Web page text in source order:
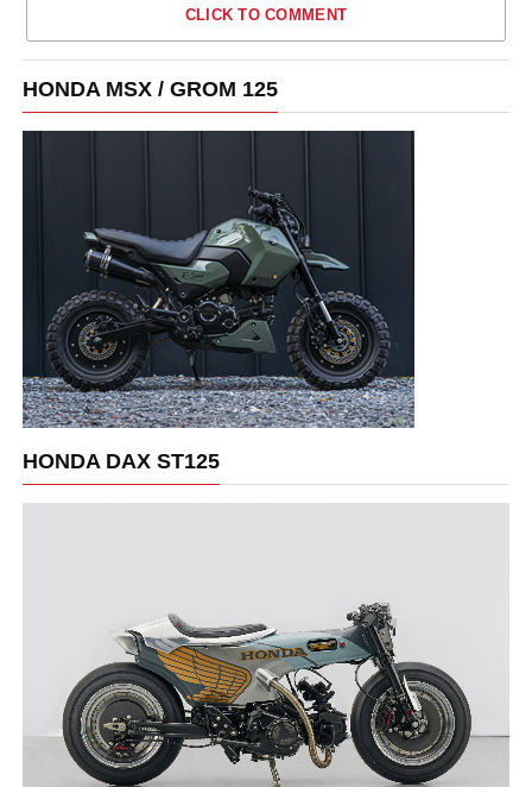
CLICK TO COMMENT
HONDA MSX / GROM 125
HONDA DAX ST125